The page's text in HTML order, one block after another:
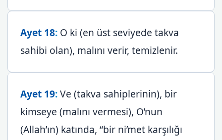
Ayet 18: O ki (en üst seviyede takva
sahibi olan), malını verir, temizlenir.
Ayet 19:Ve (takva sahiplerinin), bir
kimseye (malını vermesi), O’nun
(Allah’ın) katında, “bir ni’met karşılığı